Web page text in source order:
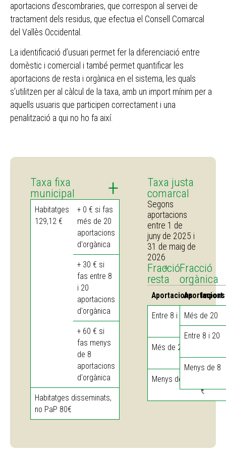
aportacions d’escombraries, que correspon al servei de
tractament dels residus, que efectua el Consell Comarcal
del Vallès Occidental.
La identificació d’usuari permet fer la diferenciació entre
domèstic i comercial i també permet quantificar les
aportacions de resta i orgànica en el sistema, les quals
s’utilitzen per al càlcul de la taxa, amb un import mínim per a
aquells usuaris que participen correctament i una
penalització a qui no ho fa així.
Taxa fixa
municipal
Habitatges
129,12 €
+ 0 € si fas
més de 20
aportacions
d'orgànica
+ 30 € si
fas entre 8
i 20
aportacions
d'orgànica
+ 60 € si
fas menys
de 8
aportacions
d'orgànica
Habitatges disseminats,
no PaP 80€
+
Taxa justa
comarcal
Segons
aportacions
entre 1 de
juny de 2025 i
31 de maig de
2026
Fracció
resta
Aportacions Import
Entre 8 i 20
10,63
€
Més de 20
€
Menys de 8
€
+
Fracció
orgànica
Aportacions
Més de 20
Entre 8 i 20
Menys de 8